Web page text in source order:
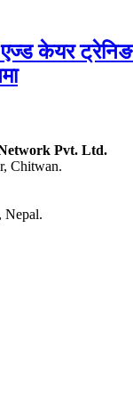
एज्ड केयर ट्रेनिङ
Pvt. Ltd.
Chitwan.
Nepal.